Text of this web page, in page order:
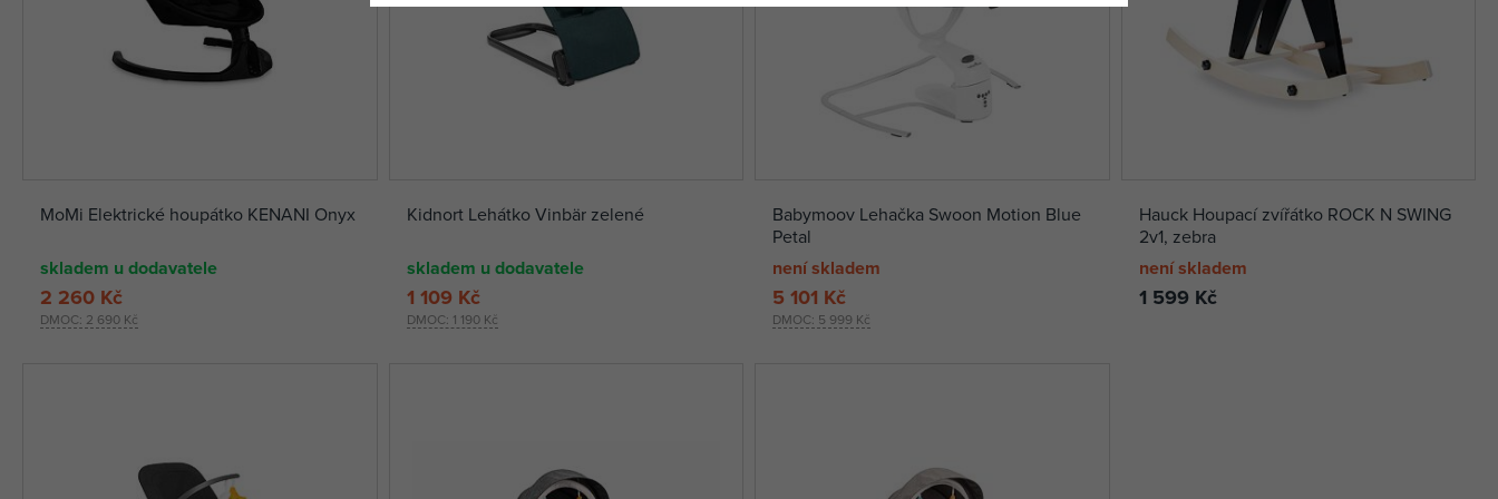
MoMi Elektrické houpátko KENANI Onyx
skladem u dodavatele
DMOC: 2 690 Kč
2 260 Kč
Kidnort Lehátko Vinbär zelené
skladem u dodavatele
DMOC: 1 190 Kč
1 109 Kč
Babymoov Lehačka Swoon Motion Blue
Petal
není skladem
DMOC: 5 999 Kč
5 101 Kč
Hauck Houpací zvířátko ROCK N SWING
2v1, zebra
není skladem
1 599 Kč